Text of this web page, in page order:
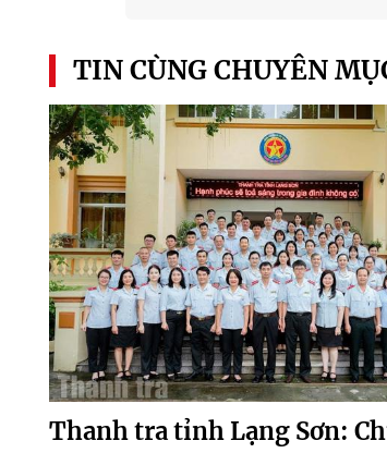
TIN CÙNG CHUYÊN
Thanh tra tỉnh Lạng Sơn: